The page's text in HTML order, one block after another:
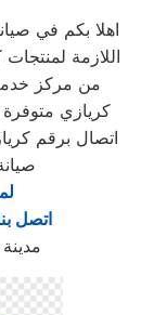
اللازمة
من مركز
كريازي
اتصال برقم
اتصل